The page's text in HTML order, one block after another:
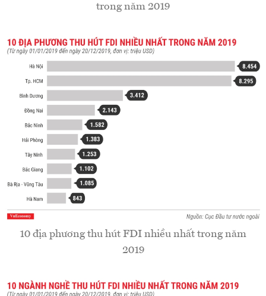
trong năm 2019
10 địa phương thu hút FDI nhiều nhất trong năm
2019